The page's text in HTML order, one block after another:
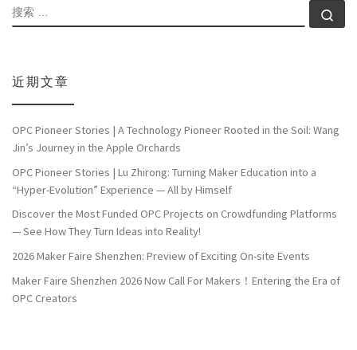
搜索
近期文章
OPC Pioneer Stories | A Technology Pioneer Rooted in the Soil: Wang
Jin’s Journey in the Apple Orchards
OPC Pioneer Stories | Lu Zhirong: Turning Maker Education into a
“Hyper-Evolution” Experience — All by Himself
Discover the Most Funded OPC Projects on Crowdfunding Platforms
— See How They Turn Ideas into Reality!
2026 Maker Faire Shenzhen: Preview of Exciting On-site Events
Maker Faire Shenzhen 2026 Now Call For Makers！Entering the Era of
OPC Creators